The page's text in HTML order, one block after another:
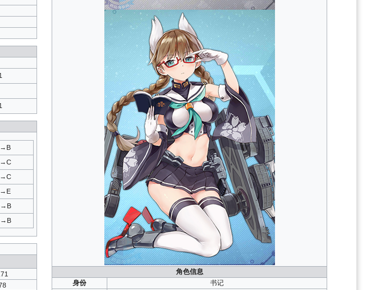
D3
SP
/
角色信息
身份
书记